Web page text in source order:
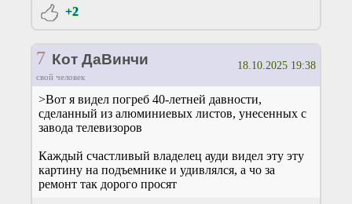
+2
7 Кот ДаВинчи
свой человек
18.10.2025 19:38
>Вот я видел погреб 40-летней давности,
сделанный из алюминиевых листов, унесенных с
завода телевизоров
Каждый счастливый владелец ауди видел эту эту
картину на подъемнике и удивлялся, а чо за
ремонт так дорого просят